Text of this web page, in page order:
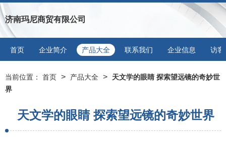
济南玛尼商贸有限公司
首页 企业简介 产品大全 联系我们 企业信息 访客
当前位置： 首页 > 产品大全 >
天文学的眼睛 探索望远镜的奇妙世
界
天文学的眼睛 探索望远镜的奇妙世界